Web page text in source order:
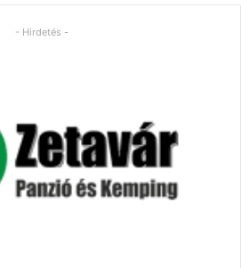
- Hirdetés -